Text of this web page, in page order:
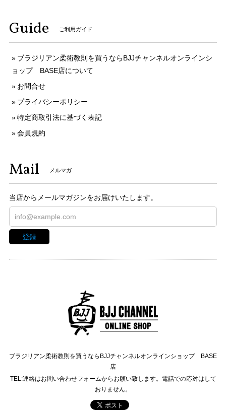
Guide ご利用ガイド
ブラジリアン柔術教則を買うならBJJチャンネルオンラインシ
ョップ BASE店について
お問合せ
プライバシーポリシー
特定商取引法に基づく表記
会員規約
Mail メルマガ
当店からメールマガジンをお届けいたします。
登録
ブラジリアン柔術教則を買うならBJJチャンネルオンラインショップ BASE
店
TEL:連絡はお問い合わせフォームからお願い致します。電話での応対はして
おりません。